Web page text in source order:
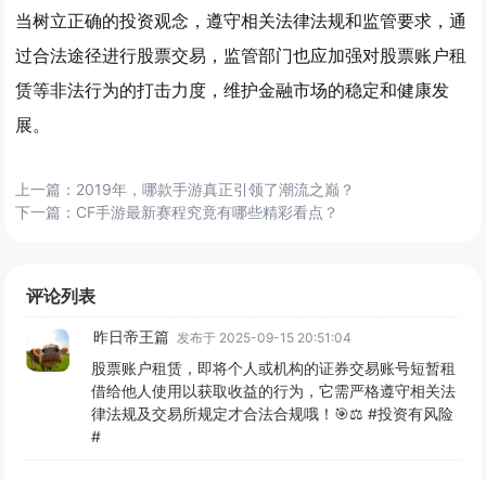
当树立正确的投资观念，遵守相关法律法规和监管要求，通
过合法途径进行股票交易，监管部门也应加强对股票账户租
赁等非法行为的打击力度，维护金融市场的稳定和健康发
展。
上一篇： 2019年，哪款手游真正引领了潮流之巅？
下一篇： CF手游最新赛程究竟有哪些精彩看点？
评论列表
昨日帝王篇 发布于 2025-09-15 20:51:04
股票账户租赁，即将个人或机构的证券交易账号短暂租
借给他人使用以获取收益的行为，它需严格遵守相关法
律法规及交易所规定才合法合规哦！🎯⚖️ #投资有风险
#